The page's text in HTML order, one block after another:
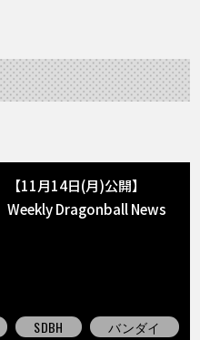
【11月14日(月)公開】
Weekly Dragonball News
SDBH
バンダイ